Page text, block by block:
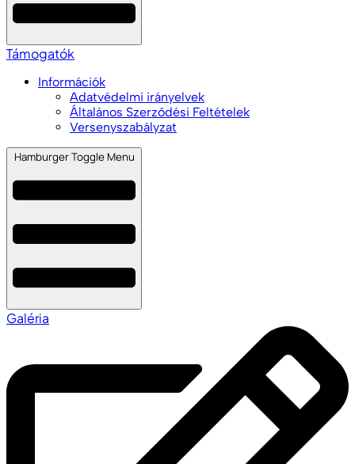
Támogatók
Információk
Adatvédelmi irányelvek
Általános Szerződési Feltételek
Versenyszabályzat
Hamburger Toggle Menu
Galéria